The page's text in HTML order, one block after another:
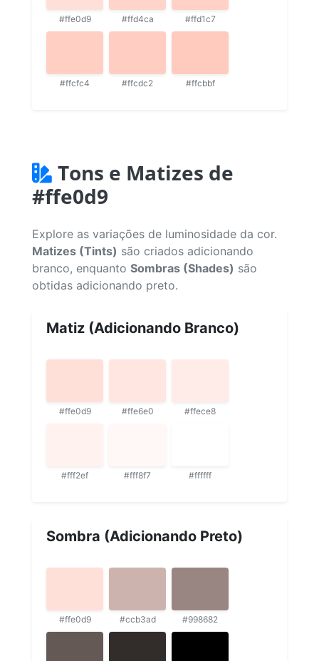
#ffe0d9 #ffd4ca #ffd1c7
#ffcfc4 #ffcdc2 #ffcbbf
Tons e Matizes de
#ffe0d9
Explore as variações de luminosidade da cor.
Matizes (Tints) são criados adicionando
branco, enquanto Sombras (Shades) são
obtidas adicionando preto.
Matiz (Adicionando Branco)
#ffe0d9 #ffe6e0 #ffece8
#fff2ef #fff8f7 #ffffff
Sombra (Adicionando Preto)
#ffe0d9 #ccb3ad #998682